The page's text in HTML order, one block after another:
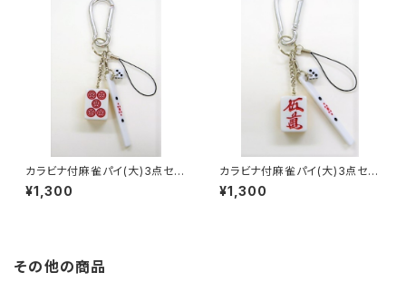
カラビナ付麻雀パイ(大)3点セッ
ト キーホルダー 【赤ウーピ
ン】
¥1,300
カラビナ付麻雀パイ(大)3点セッ
ト キーホルダー 【赤ウーマ
ン】
¥1,300
その他の商品